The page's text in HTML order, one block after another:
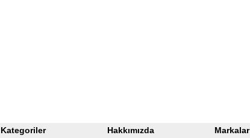
Kategoriler Hakkımızda Markalar